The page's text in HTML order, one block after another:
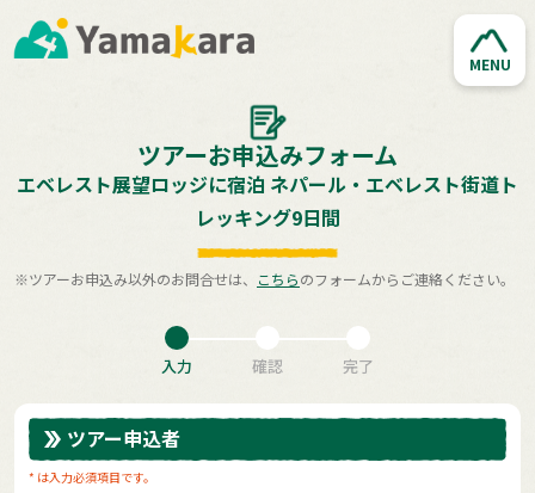
MENU
ツアーお申込みフォーム
エベレスト展望ロッジに宿泊 ネパール・エベレスト街道ト
レッキング9日間
※ツアーお申込み以外のお問合せは、 こちらのフォームからご連絡ください。
入力 確認 完了
ツアー申込者
* は入力必須項目です。